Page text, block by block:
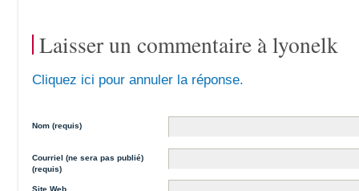
Laisser un commentaire àlyonelk
Cliquez ici pour annuler la réponse.
Nom (requis)
Courriel (ne sera pas publié)
(requis)